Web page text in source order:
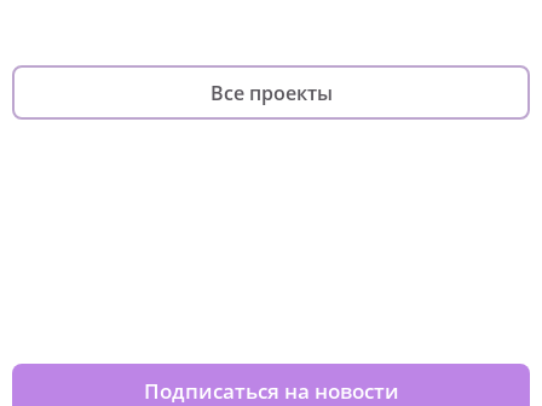
Все проекты
Подписаться на новости